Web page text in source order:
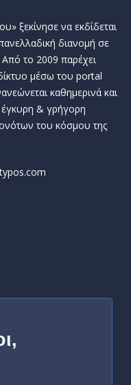
ξεκίνησε να εκδίδεται
διανομή σε
το 2009 παρέχει
μέσω του portal
καθημερινά και
& γρήγορη
του κόσμου της